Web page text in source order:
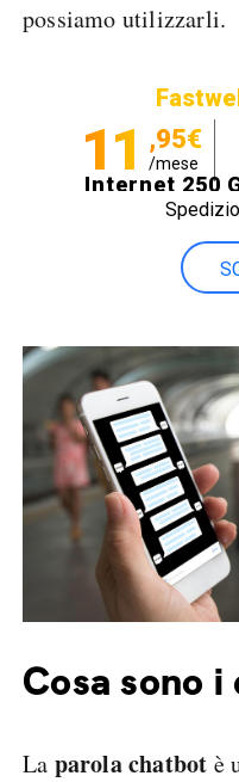
possiamo utilizzarli.
11 ,95€
/mese
Internet 250
Minuti
Cosa sono
La parola chatbot è